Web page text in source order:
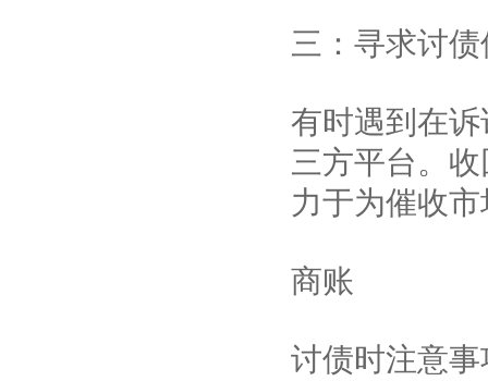
三：寻求讨
有时遇到在
三方平台。
力于为催收
商账
讨债时注意事